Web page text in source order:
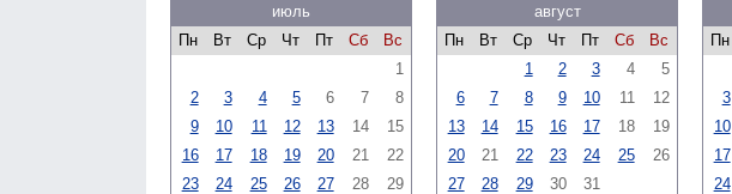
июль
Пн
Вт Ср Чт Пт Сб
Вс
1
2
3 4 5 6 7
8
9
10 11 12 13 14
15
16
17 18 19 20 21
22
23
24 25 26 27 28
29
август
Пн
Вт Ср Чт Пт Сб
Вс
1
2 3 4
5
6
7 8 9 10 11
12
13
14 15 16 17 18
19
20
21 22 23 24 25
26
27
28 29 30 31
Пн
3
10
17
24